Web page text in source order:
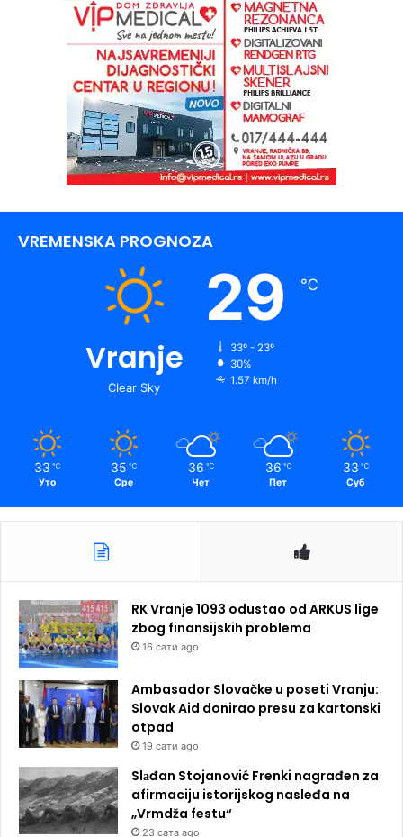
VREMENSKA PROGNOZA
Vranje
Clear Sky
29 ℃
33º - 23º
30%
1.57 km/h
33 ℃
Уто
35 ℃
Сре
36 ℃
Чет
36 ℃
Пет
33 ℃
Суб
RK Vranje 1093 odustao od ARKUS lige
zbog finansijskih problema
16 сати ago
Ambasador Slovačke u poseti Vranju:
Slovak Aid donirao presu za kartonski
otpad
19 сати ago
Slаđan Stojanović Frenki nagrađen za
afirmaciju istorijskog nasleđa na
„Vrmdža festu“
23 сата ago